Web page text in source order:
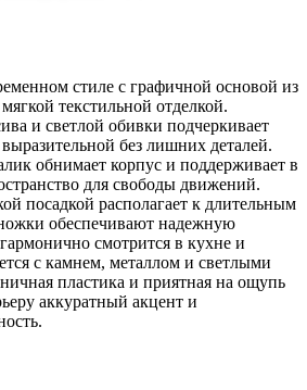
стиле с графичной основой из
текстильной отделкой.
и светлой обивки подчеркивает
без лишних деталей.
обнимает корпус и поддерживает в
для свободы движений.
посадкой располагает к длительным
обеспечивают надежную
смотрится в кухне и
с камнем, металлом и светлыми
пластика и приятная на ощупь
аккуратный акцент и